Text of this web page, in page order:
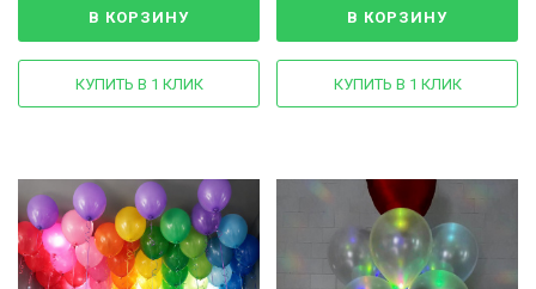
В КОРЗИНУ
КУПИТЬ В 1 КЛИК
В КОРЗИНУ
КУПИТЬ В 1 КЛИК